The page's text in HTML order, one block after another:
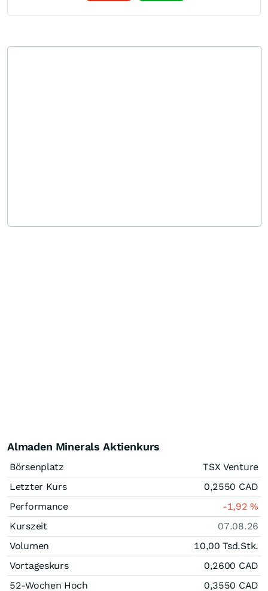
Almaden Minerals Aktienkurs
Börsenplatz
TSX Venture
Letzter Kurs
0,2550 CAD
Performance
-1,92%
Kurszeit
07.08.26
Volumen
10,00 Tsd.Stk.
Vortageskurs
0,2600 CAD
52-Wochen Hoch
0,3550 CAD